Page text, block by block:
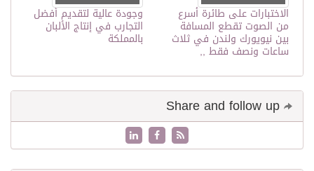
وجودة عالية لتقديم أفضل
التجارب في إنتاج الألبان
بالمملكة
الاختبارات على طائرة أسرع
من الصوت تقطع المسافة
بين نيويورك ولندن في ثلاث
ساعات ونصف فقط ,,